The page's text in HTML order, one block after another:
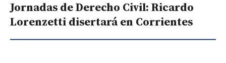
Jornadas de Derecho Civil: Ricardo
Lorenzetti disertará en Corrientes